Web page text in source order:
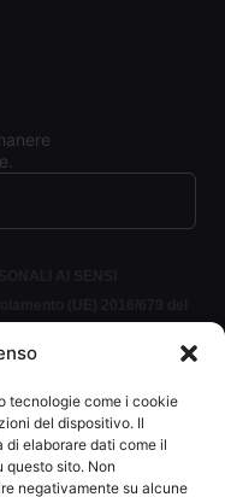
tecnologie come i cookie
del dispositivo. Il
elaborare dati come il
questo sito. Non
negativamente su alcune
al trattamento dei dati
per leggere le